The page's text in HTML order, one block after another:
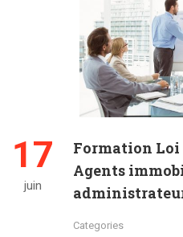
17
juin
Formation Loi
Agents
Categories